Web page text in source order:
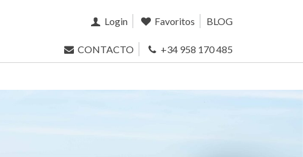
Login Favoritos BLOG
CONTACTO +34 958 170 485